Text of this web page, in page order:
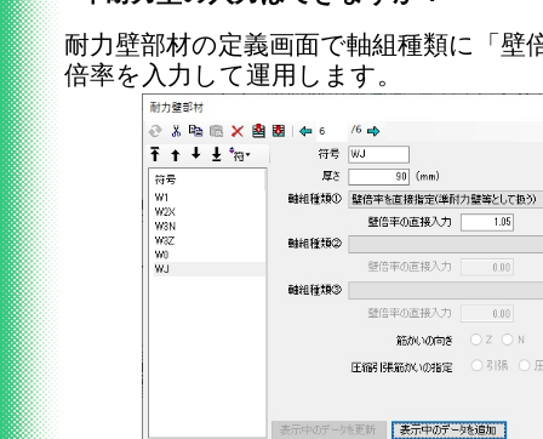
耐力壁部材の定義画面で軸組種類に「壁
倍率を入力して運用します。